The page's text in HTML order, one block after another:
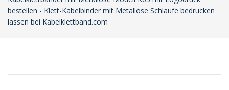
bestellen - Klett-Kabelbinder mit Metallöse Schlaufe bedrucken
lassen bei Kabelklettband.com